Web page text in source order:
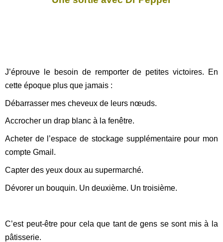
J’éprouve le besoin de remporter de petites victoires. En
cette époque plus que jamais :
Débarrasser mes cheveux de leurs nœuds.
Accrocher un drap blanc à la fenêtre.
Acheter de l’espace de stockage supplémentaire pour mon
compte Gmail.
Capter des yeux doux au supermarché.
Dévorer un bouquin. Un deuxième. Un troisième.
C’est peut-être pour cela que tant de gens se sont mis à la
pâtisserie.